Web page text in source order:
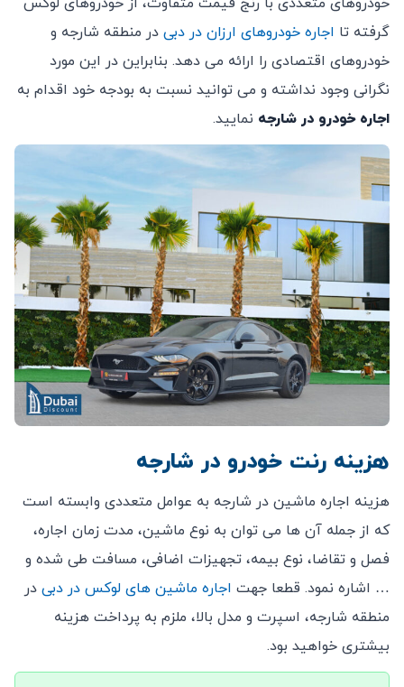
خودروهای متعددی با رنج قیمت متفاوت، از خودروهای لوکس
گرفته تا اجاره خودروهای ارزان در دبی در منطقه شارجه و
خودروهای اقتصادی را ارائه می دهد. بنابراین در این مورد
نگرانی وجود نداشته و می توانید نسبت به بودجه خود اقدام به
اجاره خودرو در شارجه نمایید.
هزینه رنت خودرو در شارجه
هزینه اجاره ماشین در شارجه به عوامل متعددی وابسته است
که از جمله آن ها می توان به نوع ماشین، مدت زمان اجاره،
فصل و تقاضا، نوع بیمه، تجهیزات اضافی، مسافت طی شده و
… اشاره نمود. قطعا جهت اجاره ماشین های لوکس در دبی در
منطقه شارجه، اسپرت و مدل بالا، ملزم به پرداخت هزینه
بیشتری خواهید بود.